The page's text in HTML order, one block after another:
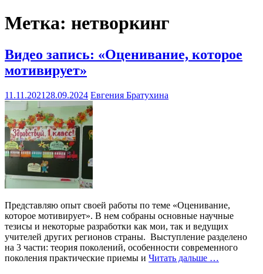
Метка: нетворкинг
Видео запись: «Оценивание, которое
мотивирует»
11.11.2021 28.09.2024 Евгения Братухина
Представляю опыт своей работы по теме «Оценивание,
которое мотивирует». В нем собраны основные научные
тезисы и некоторые разработки как мои, так и ведущих
учителей других регионов страны. Выступление разделено
на 3 части: теория поколений, особенности современного
поколения практические приемы и Читать дальше …